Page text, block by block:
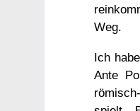
Weg.
Ich
Ante